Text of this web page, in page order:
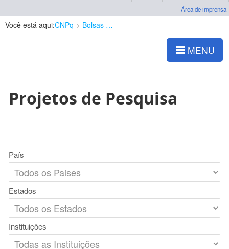
Área de imprensa
Você está aqui:CNPq Bolsas e Auxílios Vigentes
MENU
Projetos de Pesquisa
País
Estados
Instituições